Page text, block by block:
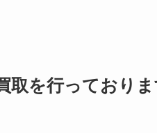
取を行っており